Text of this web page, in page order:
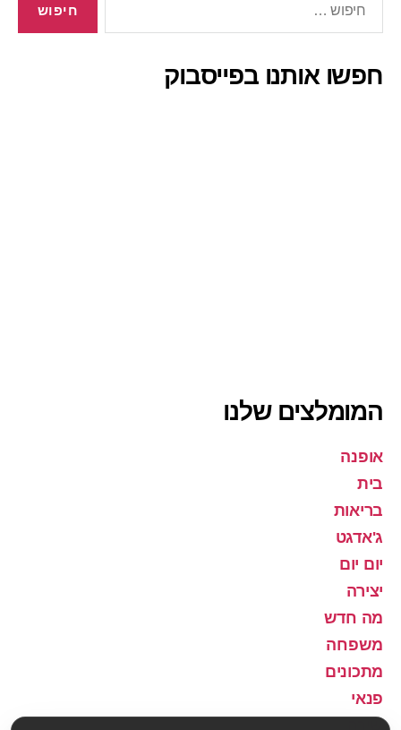
חפשו אותנו בפייסבוק
המומלצים שלנו
אופנה
בית
בריאות
ג'אדגט
יום יום
יצירה
מה חדש
משפחה
מתכונים
פנאי